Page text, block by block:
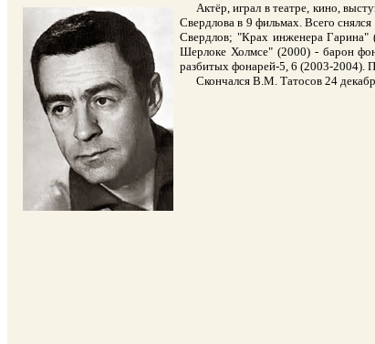
Актёр, играл в театре, кино,
Свердлова в 9 фильмах. Всего
Свердлов; "Крах инженера
Шерлоке Холмсе" (2000) - барон
разбитых фонарей-5, 6 (2003-2004).
Скончался В.М. Татосов 24